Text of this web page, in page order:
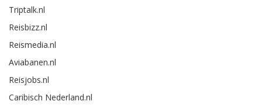
Triptalk.nl
Reisbizz.nl
Reismedia.nl
Aviabanen.nl
Reisjobs.nl
Caribisch Nederland.nl